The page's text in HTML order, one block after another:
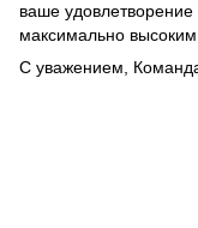
ваше
максимально высоким.
С уважением,